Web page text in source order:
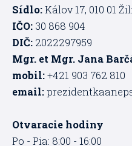
Sídlo:Kálov 17, 010 01
IČO: 30 868 904
DIČ: 2022297959
Mgr. et Mgr. Jana
mobil:+421 903 762 810
email:
Otvaracie hodiny
Po - Pia: 8:00 - 16:00